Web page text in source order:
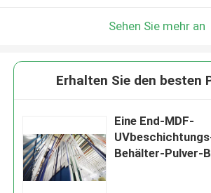
Sehen Sie mehr an
Erhalten Sie den besten
Eine End-MDF-
Behälter-Pulver-